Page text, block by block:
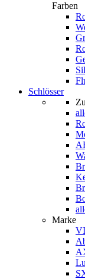
Farben
Schlösser
Marke